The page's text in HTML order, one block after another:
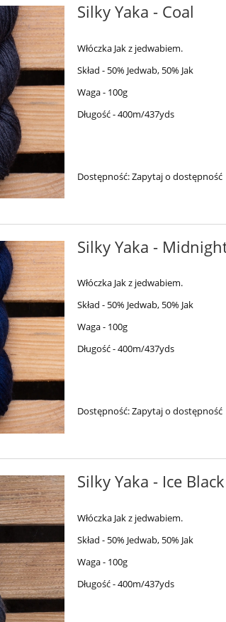
Silky Yaka - Coal
Włóczka Jak z jedwabiem.
Skład - 50% Jedwab, 50% Jak
Waga - 100g
Długość - 400m/437yds
Dostępność:Zapytaj o dostępność
Silky Yaka -
Włóczka Jak z jedwabiem.
Skład - 50% Jedwab, 50% Jak
Waga - 100g
Długość - 400m/437yds
Dostępność:Zapytaj o dostępność
Silky Yaka - Ice Black
Włóczka Jak z jedwabiem.
Skład - 50% Jedwab, 50% Jak
Waga - 100g
Długość - 400m/437yds